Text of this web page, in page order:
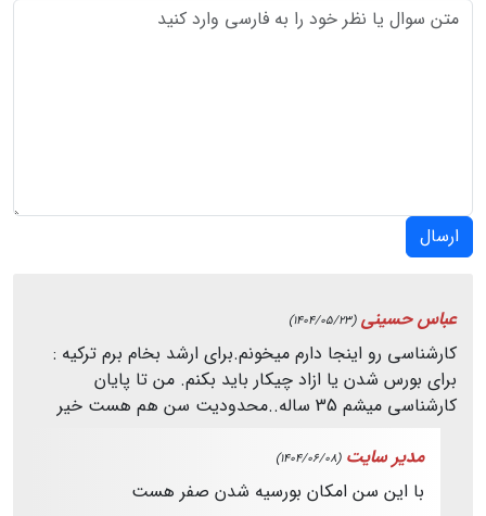
ارسال
عباس حسینی (1404/05/23)
کارشناسی رو اینجا دارم میخونم.برای ارشد بخام برم ترکیه :
برای بورس شدن یا ازاد چیکار باید بکنم. من تا پایان
کارشناسی میشم 35 ساله..محدودیت سن هم هست خیر
مدیر سایت (1404/06/08)
با این سن امکان بورسیه شدن صفر هست